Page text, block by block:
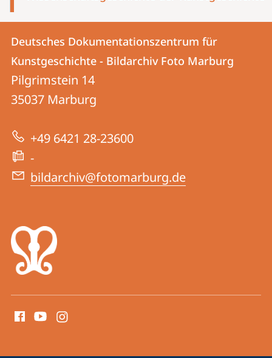
Kontakt
und
Informationen
zur
Website
Kontaktinformationen
Deutsches
Dokumentationszentrum
für
Kunstgeschichte
-
Bildarchiv
Foto
Marburg
Deutsches Dokumentationszentrum für
Kunstgeschichte - Bildarchiv Foto Marburg
Pilgrimstein 14
35037 Marburg
+49 6421 28-23600
-
bildarchiv@fotomarburg.de
Media